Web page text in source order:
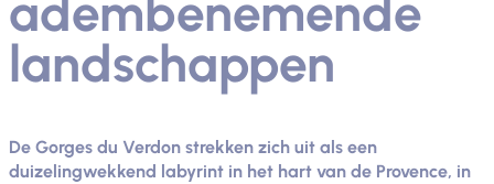
adembenemende
landschappen
De Gorges du Verdon strekken zich uit als een
duizelingwekkend labyrint in het hart van de Provence, in